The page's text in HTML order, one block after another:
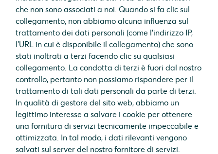
che non sono associati a noi. Quando si fa clic sul
collegamento, non abbiamo alcuna influenza sul
trattamento dei dati personali (come l'indirizzo IP,
l'URL in cui è disponibile il collegamento) che sono
stati inoltrati a terzi facendo clic su qualsiasi
collegamento. La condotta di terzi è fuori dal nostro
controllo, pertanto non possiamo rispondere per il
trattamento di tali dati personali da parte di terzi.
In qualità di gestore del sito web, abbiamo un
legittimo interesse a salvare i cookie per ottenere
una fornitura di servizi tecnicamente impeccabile e
ottimizzata. In tal modo, i dati rilevanti vengono
salvati sul server del nostro fornitore di servizi.